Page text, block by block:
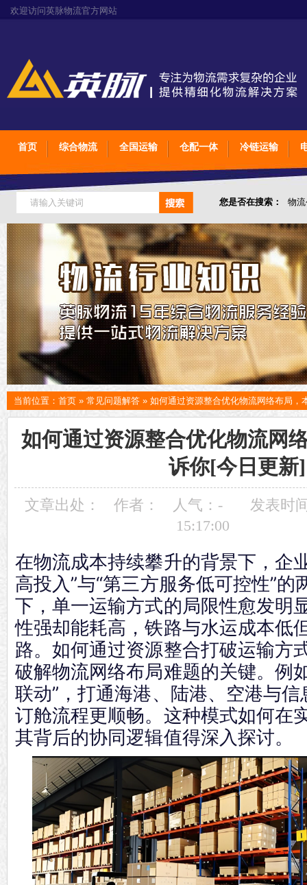
欢迎访问英脉物流官方网站
首页 综合物流 全国运输 仓配一体 冷链运输
您是否在搜索： 物
仓储综合专业定制物
当前位置： 首页 » 常见问题解答 » 如何通过资源整合优化物流网络布局，
如何通过资源整合优化物流网
诉你[今日更新]
文章出处： 作者： 人气： -
发表时
15:17:00
在物流成本持续攀升的背景下，企
高投入”与“第三方服务低可控性”的
下，单一运输方式的局限性愈发明
性强却能耗高，铁路与水运成本低
路。如何通过资源整合打破运输方
破解物流网络布局难题的关键。例
联动”，打通海港、陆港、空港与
订舱流程更顺畅。这种模式如何在
其背后的协同逻辑值得深入探讨。